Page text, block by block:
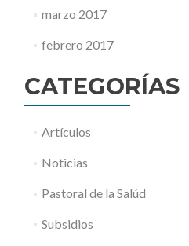
marzo 2017
febrero 2017
CATEGORÍAS
Artículos
Noticias
Pastoral de la Salúd
Subsidios